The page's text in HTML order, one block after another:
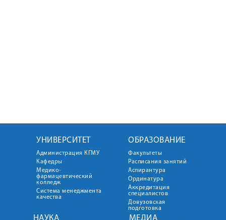
УНИВЕРСИТЕТ
Администрация КГМУ
Кафедры
Медико-
фармацевтический
колледж
Система менеджмента
качества
ОБРАЗОВАНИЕ
Факультеты
Расписания занятий
Аспирантура
Ординатура
Аккредитация
специалистов
Довузовская
подготовка
НАУКА МЕДИА